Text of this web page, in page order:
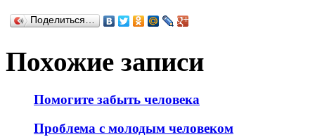
Поделиться…
Похожие записи
Помогите забыть человека
Проблема с молодым человеком